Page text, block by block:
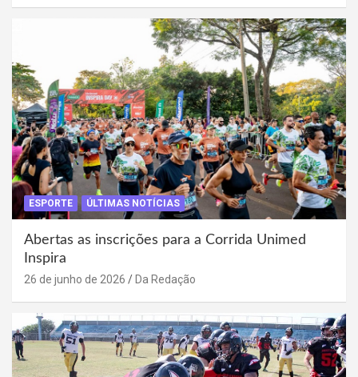
ESPORTE ÚLTIMAS NOTÍCIAS
Abertas as inscrições para a Corrida Unimed
Inspira
26 de junho de 2026 Da Redação